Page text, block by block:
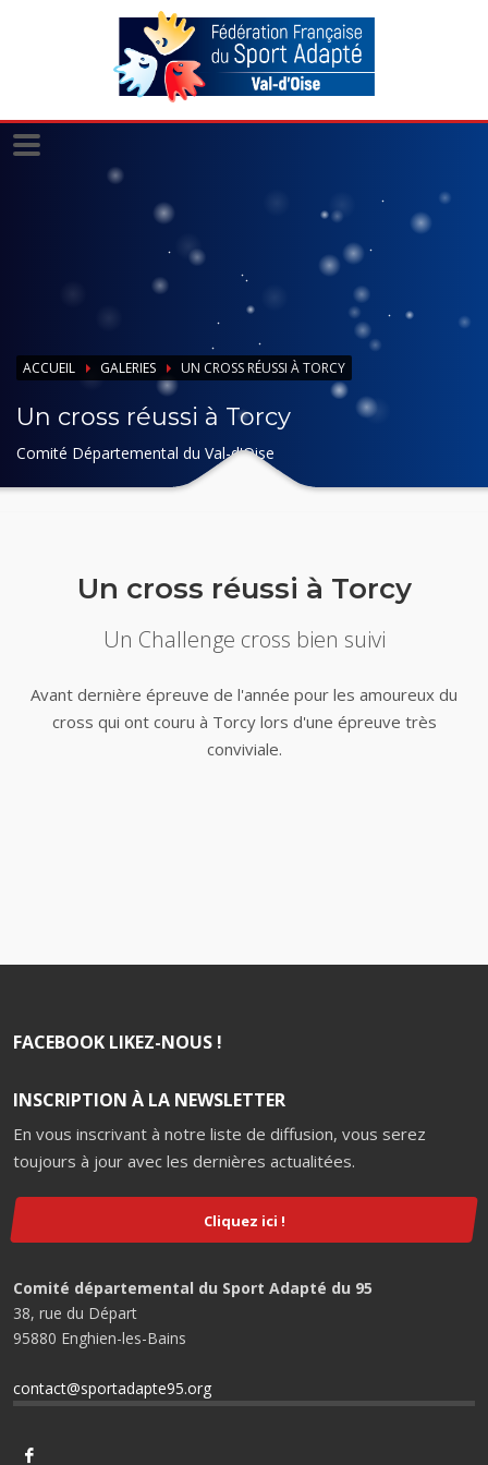
ACCUEIL GALERIES UN CROSS RÉUSSI À TORCY
Un cross réussi à Torcy
Comité Départemental du Val-d'Oise
Un cross réussi à Torcy
Un Challenge cross bien suivi
Avant dernière épreuve de l'année pour les amoureux du
cross qui ont couru à Torcy lors d'une épreuve très
conviviale.
FACEBOOK LIKEZ-NOUS !
INSCRIPTION À LA NEWSLETTER
En vous inscrivant à notre liste de diffusion, vous serez
toujours à jour avec les dernières actualitées.
Cliquez ici !
Comité départemental du Sport Adapté du 95
38, rue du Départ
95880 Enghien-les-Bains
contact@sportadapte95.org
Panneau de gestion des cookies